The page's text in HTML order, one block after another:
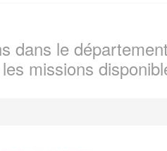
dans le département
missions